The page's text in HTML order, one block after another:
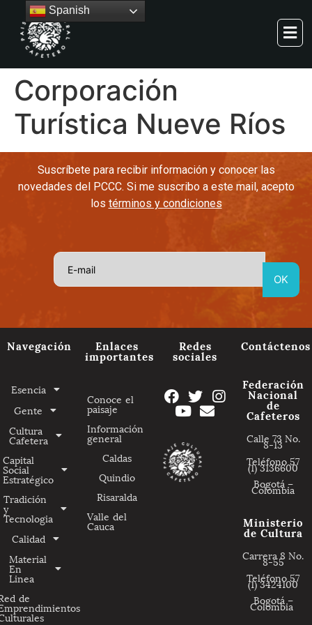
Corporación
Turística Nueve Ríos
Suscríbete para recibir información y conocer las
novedades del PCCC. Si me suscribo a este mail, acepto
los términos y condiciones
Navegación
Esencia
Gente
Cultura
Cafetera
Capital
Social
Estratégico
Tradición
y
Tecnologia
Calidad
Material
En
Linea
de
Enlaces
importantes
Conoce el
paisaje
Información
general
Caldas
Quindio
Risaralda
Valle del
Cauca
Redes
sociales
Contáctenos
Federación
Nacional
de
Cafeteros
Calle 73 No.
8-13
Teléfono 57
(1) 3136600
Bogotá –
Colombia
Ministerio
de Cultura
Carrera 8 No.
8-55
Teléfono 57
(1) 3424100
Bogotá –
Colombia
Spanish